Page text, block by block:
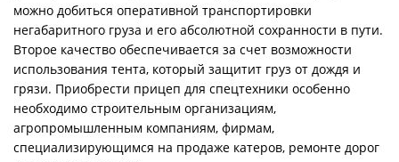
можно добиться оперативной транспортировки
негабаритного груза и его абсолютной сохранности в пути.
Второе качество обеспечивается за счет возможности
использования тента, который защитит груз от дождя и
грязи. Приобрести прицеп для спецтехники особенно
необходимо строительным организациям,
агропромышленным компаниям, фирмам,
специализирующимся на продаже катеров, ремонте дорог